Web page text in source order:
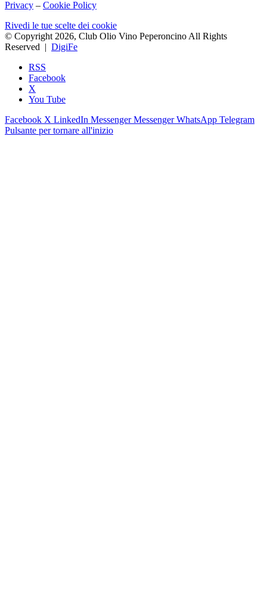
Privacy – Cookie Policy
Rivedi le tue scelte dei cookie
© Copyright 2026, Club Olio Vino Peperoncino All Rights
Reserved | DigiFe
RSS
Facebook
X
You Tube
Facebook X LinkedIn Messenger Messenger WhatsApp Telegram
Pulsante per tornare all'inizio